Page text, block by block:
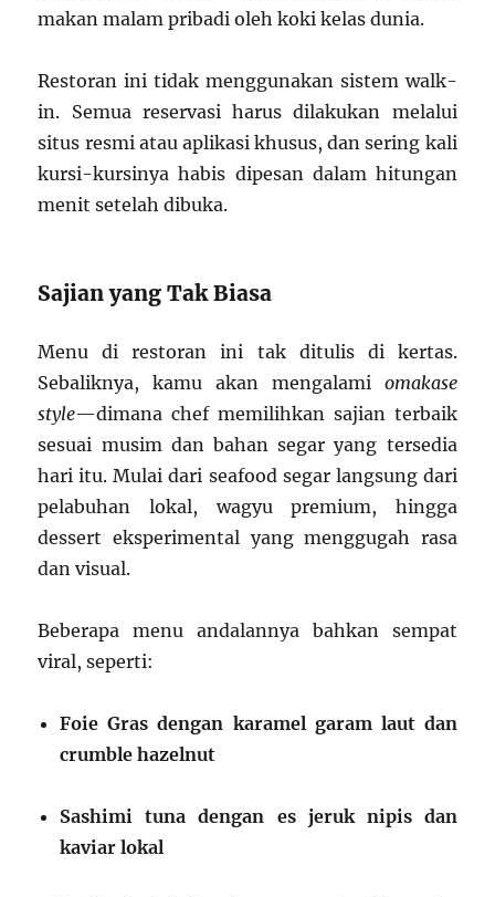
makan malam pribadi oleh koki kelas dunia.
Restoran ini tidak menggunakan sistem walk-
in. Semua reservasi harus dilakukan melalui
situs resmi atau aplikasi khusus, dan sering kali
kursi-kursinya habis dipesan dalam hitungan
menit setelah dibuka.
Sajian yang Tak Biasa
Menu di restoran ini tak ditulis di kertas.
Sebaliknya, kamu akan mengalami omakase
style—dimana chef memilihkan sajian terbaik
sesuai musim dan bahan segar yang tersedia
hari itu. Mulai dari seafood segar langsung dari
pelabuhan lokal, wagyu premium, hingga
dessert eksperimental yang menggugah rasa
dan visual.
Beberapa menu andalannya bahkan sempat
viral, seperti:
Foie Gras dengan karamel garam laut dan
crumble hazelnut
Sashimi tuna dengan es jeruk nipis dan
kaviar lokal